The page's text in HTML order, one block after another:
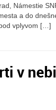
Námestie
a do
vplyvom […]
v